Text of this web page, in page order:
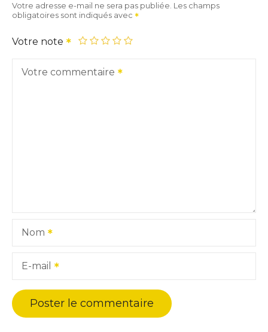
Votre adresse e-mail ne sera pas publiée. Les champs
obligatoires sont indiqués avec
Votre note
Votre commentaire
Nom
E-mail